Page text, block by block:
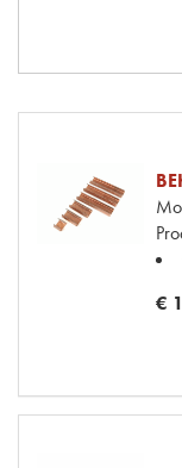
€